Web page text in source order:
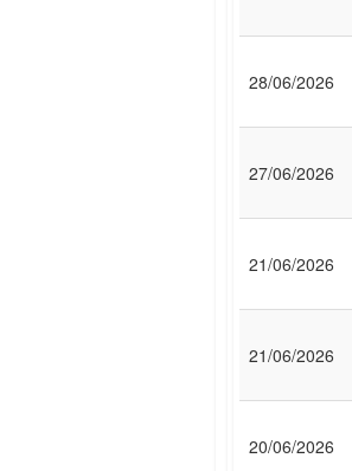
28/06/2026
27/06/2026
21/06/2026
21/06/2026
20/06/2026